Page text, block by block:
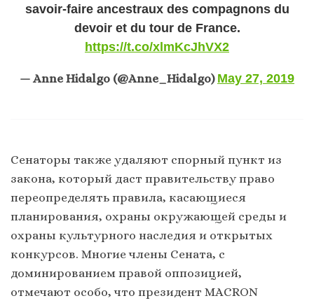
savoir-faire ancestraux des compagnons du
devoir et du tour de France.
https://t.co/xlmKcJhVX2
— Anne Hidalgo (@Anne_Hidalgo) May 27, 2019
Сенаторы также удаляют спорный пункт из
закона, который даст правительству право
переопределять правила, касающиеся
планирования, охраны окружающей среды и
охраны культурного наследия и открытых
конкурсов. Многие члены Сената, с
доминированием правой оппозицией,
отмечают особо, что президент MACRON